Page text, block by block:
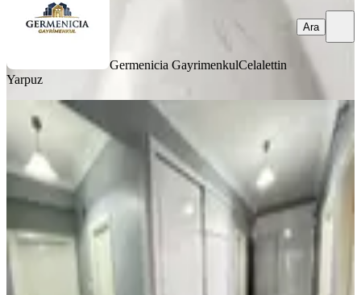
Germenicia GayrimenkulCelalettin
Yarpuz
Ara
Germenıcıa'dan Boğaziçi'nde Satılık
Geniş 3+1 Daire
Onikişubat, Boğaziçi Mahallesi
3+1
·170 m² 07.08.2026
3.900.000 ₺